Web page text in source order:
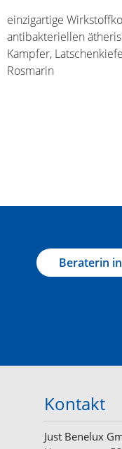
einzigartige
antibakteriellen
Kampfer,
Rosmarin
Beraterin
Kontakt
Just Benelux